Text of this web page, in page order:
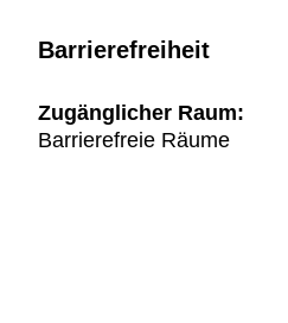
Barrierefreiheit
Zugänglicher Raum:
Barrierefreie Räume